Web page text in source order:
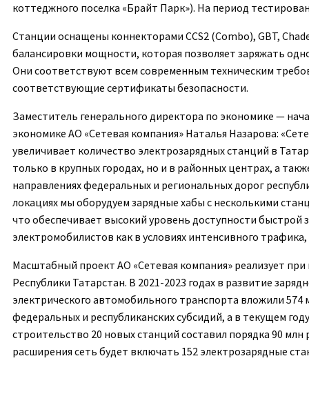
коттеджного поселка «Брайт Парк»). На период
Станции оснащены коннекторами CCS2 (Combo), GBT,
балансировки мощности, которая позволяет заряжать
Они соответствуют всем современным техническим
соответствующие сертификаты безопасности.
Заместитель генерального директора по экономике —
экономике АО «Сетевая компания» Наталья Назарова:
увеличивает количество электрозарядныхстанций в
только в крупных городах, но и в районных центрах, а
направлениях федеральных и региональных дорог
локациях мы оборудуем зарядные хабы с несколькими
что обеспечивает высокий уровень доступности быстрой
электромобилистов как в условиях интенсивного
Масштабный проект АО «Сетевая компания» реализует
Республики Татарстан. В 2021-2023 годах в развитие
электрического автомобильного транспорта вложили 574
федеральных и республиканских субсидий, а в текущем
строительство 20 новых станций составил порядка 90 млн
расширения сеть будет включать 152 электрозарядные